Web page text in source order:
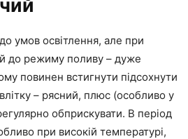
умов освітлення, але при
до режиму поливу – дуже
повинен встигнути підсохнути
– рясний, плюс (особливо у
обприскувати. В період
при високій температурі,